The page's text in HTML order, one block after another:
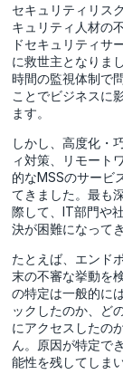
セキュリティリス
キュリティ人材の
ドセキュリティサ
に救世主となりま
時間の監視体制で
ことでビジネスに
ます。
しかし、高度化・
ィ対策、リモート
的なMSSのサービ
てきました。最も
際して、IT部門や
決が困難になって
たとえば、エンド
末の不審な挙動を
の特定は一般的に
ックしたのか、ど
にアクセスしたの
ん。原因が特定で
能性を残してしま